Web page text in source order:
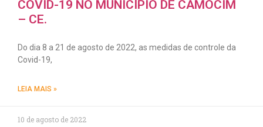
COVID-19 NO MUNICÍPIO DE CAMOCIM
– CE.
Do dia 8 a 21 de agosto de 2022, as medidas de controle da
Covid-19,
LEIA MAIS »
10 de agosto de 2022